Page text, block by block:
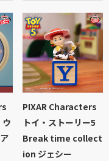
ウ
PIXAR Characters
トイ・ストーリー5
Break time collect
ion ジェシー